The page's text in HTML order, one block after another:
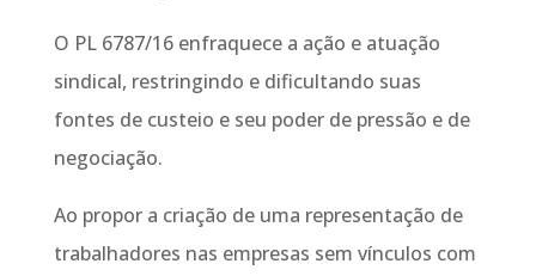
O PL 6787/16 enfraquece a ação e atuação
sindical, restringindo e dificultando suas
fontes de custeio e seu poder de pressão e de
negociação.
Ao propor a criação de uma representação de
trabalhadores nas empresas sem vínculos com